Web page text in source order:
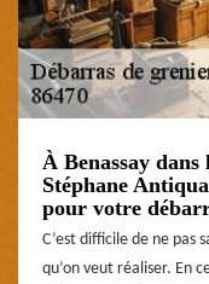
À Benassay dans
Stéphane
pour votre
C’est difficile de ne pas
qu’on veut réaliser. En